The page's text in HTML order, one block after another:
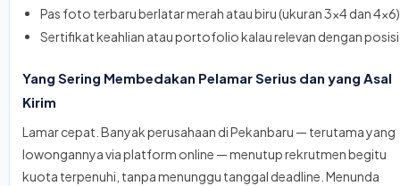
Pas foto terbaru berlatar merah atau biru (ukuran 3x4 dan 4x6)
Sertifikat keahlian atau portofolio kalau relevan dengan posisi
Yang Sering Membedakan Pelamar Serius dan yang Asal
Kirim
Lamar cepat. Banyak perusahaan di Pekanbaru — terutama yang
lowongannya via platform online — menutup rekrutmen begitu
kuota terpenuhi, tanpa menunggu tanggal deadline. Menunda